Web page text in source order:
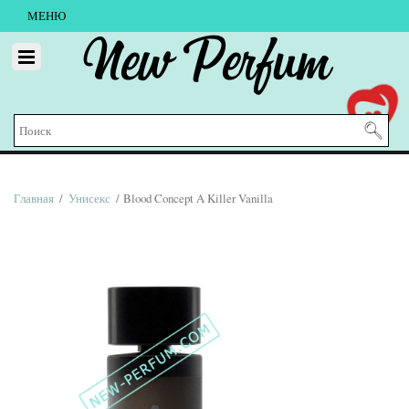
МЕНЮ
New Perfum
Главная / Унисекс / Blood Concept A Killer Vanilla